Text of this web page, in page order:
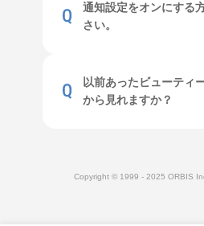
通知設定をオンにする
さい。
以前あったビューティ
から見れますか？
Copyright © 1999 - 2025 ORBIS